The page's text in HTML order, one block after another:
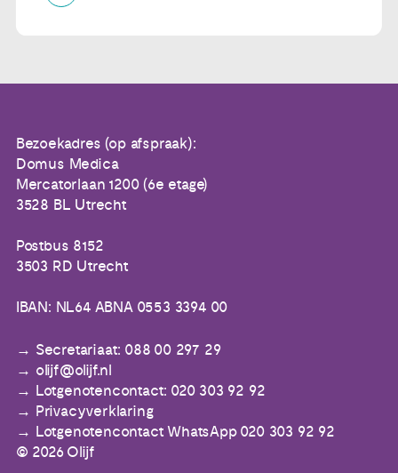
Bezoekadres (op afspraak):
Domus Medica
Mercatorlaan 1200 (6e etage)
3528 BL Utrecht
Postbus 8152
3503 RD Utrecht
IBAN: NL64 ABNA 0553 3394 00
Secretariaat: 088 00 297 29
olijf@olijf.nl
Lotgenotencontact: 020 303 92 92
Privacyverklaring
Lotgenotencontact WhatsApp 020 303 92 92
© 2026 Olijf